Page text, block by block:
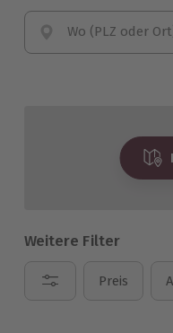
Wo (PLZ oder
Weitere Filter
Preis